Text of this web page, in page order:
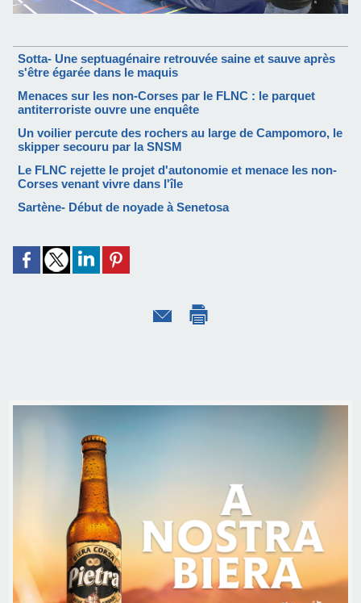
Sotta- Une septuagénaire retrouvée saine et sauve après
s'être égarée dans le maquis
Menaces sur les non-Corses par le FLNC : le parquet
antiterroriste ouvre une enquête
Un voilier percute des rochers au large de Campomoro, le
skipper secouru par la SNSM
Le FLNC rejette le projet d'autonomie et menace les non-
Corses venant vivre dans l'île
Sartène- Début de noyade à Senetosa